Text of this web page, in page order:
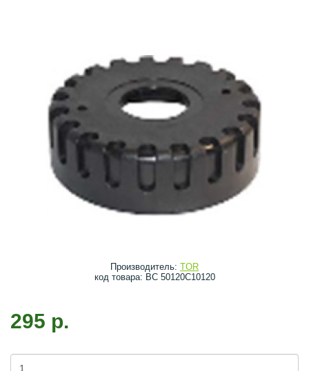
Производитель: TOR
код товара: BC 50120C10120
295 р.